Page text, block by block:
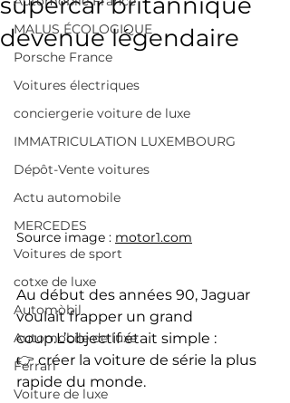
MALUS ÉCOLOGIQUE
Porsche France
Voitures électriques
conciergerie voiture de luxe
IMMATRICULATION LUXEMBOURG
Dépôt-Vente voitures
Actu automobile
MERCEDES
Voitures de sport
cotxe de luxe
Automòbil
Automobile de luxe
Ferrari
Voiture de luxe
devenue légendaire
Source image : motor1.com
Au début des années 90, Jaguar
voulait frapper un grand
coup.L’objectif était simple :
👉 créer la voiture de série la plus
rapide du monde.